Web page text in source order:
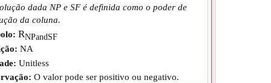
dada NP e SF é definida como o poder de
da coluna.
RNPandSF
NA
Unitless
O valor pode ser positivo ou negativo.